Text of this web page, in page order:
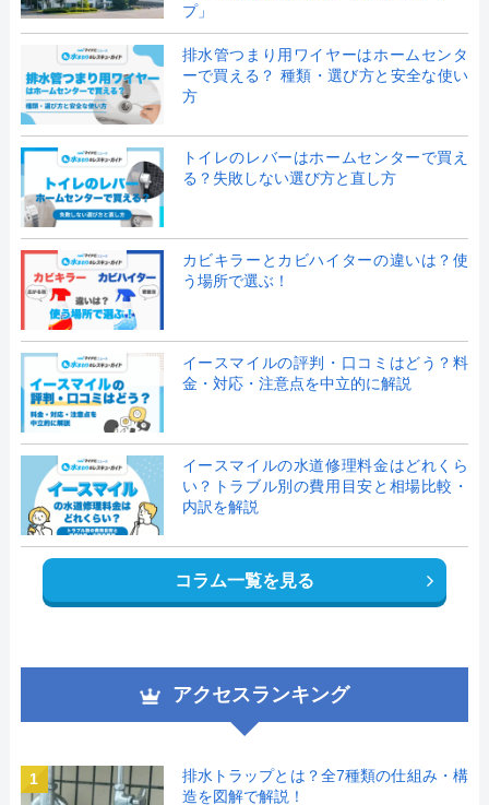
プ」
排水管つまり用ワイヤーはホームセンタ
ーで買える？ 種類・選び方と安全な使い
方
トイレのレバーはホームセンターで買え
る？失敗しない選び方と直し方
カビキラーとカビハイターの違いは？使
う場所で選ぶ！
イースマイルの評判・口コミはどう？料
金・対応・注意点を中立的に解説
イースマイルの水道修理料金はどれくら
い？トラブル別の費用目安と相場比較・
内訳を解説
コラム一覧を見る
アクセスランキング
1
排水トラップとは？全7種類の仕組み・構
造を図解で解説！